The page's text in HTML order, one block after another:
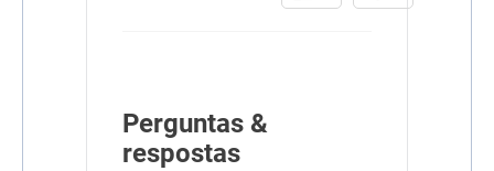
Perguntas &
respostas